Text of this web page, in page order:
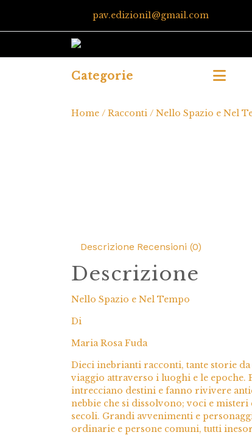
pav.edizioni1@gmail.com
Categorie
Home / Racconti / Nello Spazio e Nel
Descrizione Recensioni (0)
Descrizione
Nello Spazio e Nel Tempo
Di
Maria Rosa Fuda
Dieci inebrianti racconti, tante storie
viaggio attraverso i luoghi e le epoche.
intrecciano destini e fanno rivivere
nebbie che si dissolvono; voci e
secoli. Grandi avvenimenti e
ordinarie e persone comuni, tutti